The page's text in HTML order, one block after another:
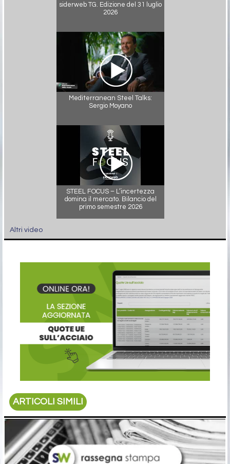
siderweb TG. Edizione del 31 luglio
2026
Mediterranean Steel Talks:
Sergio Moyano
STEEL FOCUS – L’incertezza
domina il mercato. Bilancio del
primo semestre 2026
Altri video
ARTICOLI SIMILI